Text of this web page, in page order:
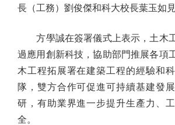
長（工務）劉俊傑和科大校長葉玉如
方學誠在簽署儀式上表示，土木
過應用創新科技，協助部門推展各項
木工程拓展署在建築工程的經驗和
隊，雙方合作可促進可持續基建發
研，有助業界進一步提升生產力、
全。